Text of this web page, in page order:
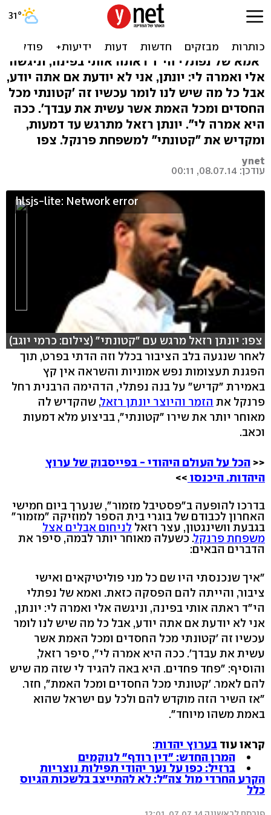
יונתן רזאל: "ואז רחל פרנקל
אמרה לי: קטונתי"
"אמא של נפתלי הי"ד ראתה אותי בפינה, וניגשה
אלי ואמרה לי: יונתן, אני לא יודעת אם אתה יודע,
אבל כל מה שיש לנו לומר עכשיו זה 'קטונתי מכל
החסדים ומכל האמת אשר עשית את עבדך'. ככה
היא אמרה לי". יונתן רזאל מתרגש עד דמעות,
ומקדיש את "קטונתי" למשפחת פרנקל. צפו
ynet
עודכן: 08.07.14, 00:11
hlsjs-lite: Network error
צפו: יונתן רזאל מרגש עם "קטונתי" (צילום: כרמי יוגב)
לאחר שנגעה בלב הציבור בכלל וזה הדתי בפרט, תוך
הפגנת תעצומות נפש אמוניות והשראה אין קץ
באמירת "קדיש" על בנה נפתלי, הדהימה הרבנית רחל
פרנקל את הזמר והיוצר יונתן רזאל, שהקדיש לה
מאוחר יותר את שירו "קטונתי", בביצוע מלא דמעות
וכאב.
<< הכל על העולם היהודי - בפייסבוק של ערוץ
היהדות. היכנסו >>
בדרכו להופעה ב"פסטיבל מזמור", שנערך ביום חמישי
האחרון לכבודם של בוגרי בית הספר למוזיקה "מזמור"
בגבעת וושינגטון, עצר רזאל לניחום אבלים אצל
משפחת פרנקל. כשעלה מאוחר יותר לבמה, סיפר את
הדברים הבאים:
"איך שנכנסתי היו שם כל מני פוליטיקאים ואישי
ציבור, והייתה להם הפסקה כזאת. ואמא של נפתלי
הי"ד ראתה אותי בפינה, וניגשה אלי ואמרה לי: יונתן,
אני לא יודעת אם אתה יודע, אבל כל מה שיש לנו לומר
עכשיו זה 'קטונתי מכל החסדים ומכל האמת אשר
עשית את עבדך'. ככה היא אמרה לי", סיפר רזאל,
והוסיף: "פחד פחדים. היא באה להגיד לי שזה מה שיש
להם לאמר. 'קטונתי מכל החסדים ומכל האמת", חזר.
"אז השיר הזה מוקדש להם ולכל עם ישראל שהוא
באמת משהו מיוחד".
קראו עוד בערוץ יהדות:
המרן החדש: "דין רודף" לנוקמים
ברזיל: כפו על נער יהודי תפילות נוצריות
הקרע החרדי מול צה"ל: לא להתייצב בלשכות הגיוס
כלל